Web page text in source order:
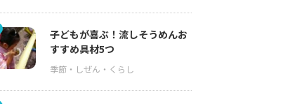
子どもが喜ぶ！流しそうめんお
すすめ具材5つ